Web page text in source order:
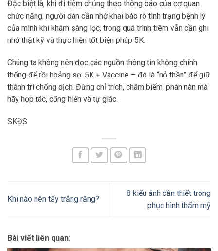
Đặc biệt là, khi đi tiêm chủng theo thông báo của cơ quan
chức năng, người dân cần nhớ khai báo rõ tình trạng bệnh lý
của mình khi khám sàng lọc, trong quá trình tiêm vẫn cần ghi
nhớ thật kỹ và thực hiện tốt biện pháp 5K.
Chúng ta không nên đọc các nguồn thông tin không chính
thống để rồi hoảng sợ. 5K + Vaccine – đó là “nỏ thần” để giữ
thành trì chống dịch. Đừng chỉ trích, châm biếm, phàn nàn mà
hãy hợp tác, cống hiến và tự giác.
SKĐS
Khi nào nên tẩy trắng răng?
8 kiểu ảnh cần thiết trong
phục hình thẩm mỹ
Bài viết liên quan: